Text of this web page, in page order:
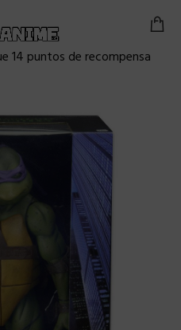
14 puntos de recompensa